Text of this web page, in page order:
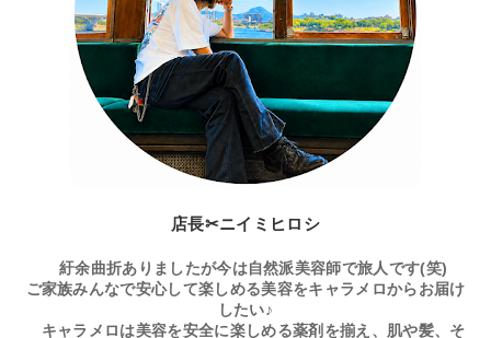
店長✂ニイミヒロシ
紆余曲折ありましたが今は自然派美容師で旅人です(笑)
ご家族みんなで安心して楽しめる美容をキャラメロからお届け
したい♪
キャラメロは美容を安全に楽しめる薬剤を揃え、肌や髪、そ